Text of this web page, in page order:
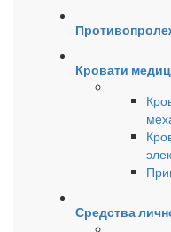
Кровати
Средства